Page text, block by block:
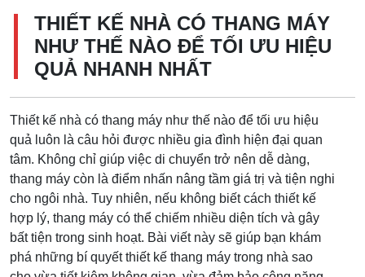
THIẾT KẾ NHÀ CÓ THANG MÁY
NHƯ THẾ NÀO ĐỂ TỐI ƯU HIỆU
QUẢ NHANH NHẤT
Thiết kế nhà có thang máy như thế nào để tối ưu hiệu
quả luôn là câu hỏi được nhiều gia đình hiện đại quan
tâm. Không chỉ giúp việc di chuyển trở nên dễ dàng,
thang máy còn là điểm nhấn nâng tầm giá trị và tiện nghi
cho ngôi nhà. Tuy nhiên, nếu không biết cách thiết kế
hợp lý, thang máy có thể chiếm nhiều diện tích và gây
bất tiện trong sinh hoạt. Bài viết này sẽ giúp bạn khám
phá những bí quyết thiết kế thang máy trong nhà sao